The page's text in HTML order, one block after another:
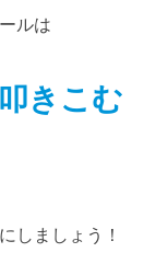
ルは
きこむ
しましょう！